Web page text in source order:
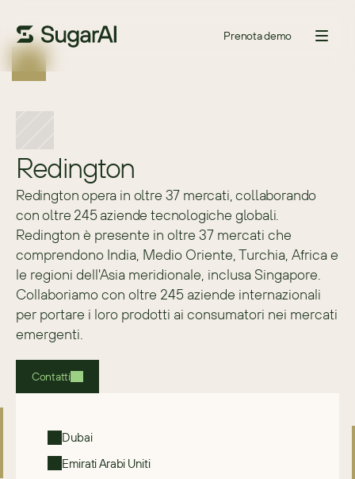
Prenota demo
Redington
Redington opera in oltre 37 mercati, collaborando
con oltre 245 aziende tecnologiche globali.
Redington è presente in oltre 37 mercati che
comprendono India, Medio Oriente, Turchia, Africa e
le regioni dell'Asia meridionale, inclusa Singapore.
Collaboriamo con oltre 245 aziende internazionali
per portare i loro prodotti ai consumatori nei mercati
emergenti.
Contatti
Dubai
Emirati Arabi Uniti